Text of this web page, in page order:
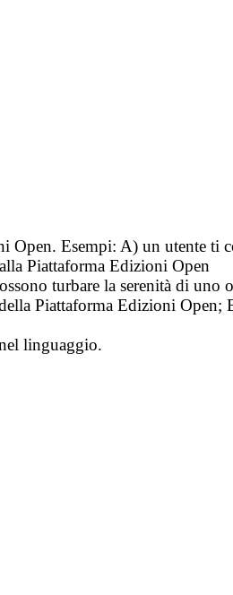
Esempi: A) un utente ti
Piattaforma Edizioni Open
turbare la serenità di
Piattaforma Edizioni
linguaggio.